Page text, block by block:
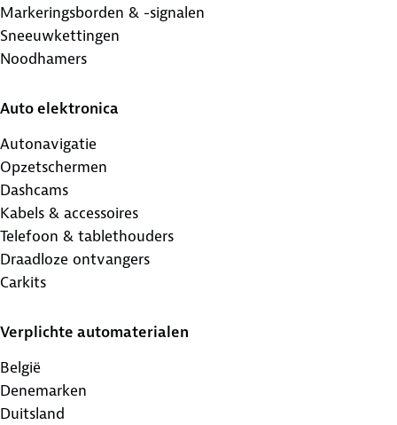
Markeringsborden & -signalen
Sneeuwkettingen
Noodhamers
Auto elektronica
Autonavigatie
Opzetschermen
Dashcams
Kabels & accessoires
Telefoon & tablethouders
Draadloze ontvangers
Carkits
Verplichte automaterialen
België
Denemarken
Duitsland